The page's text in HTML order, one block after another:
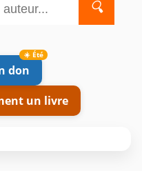
🔍
don
un livre